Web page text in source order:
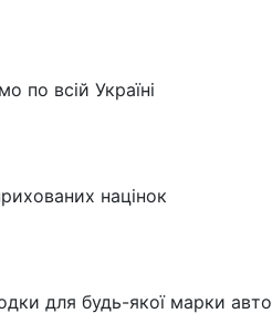
по всій Україні
націнок
для будь-якої марки авто